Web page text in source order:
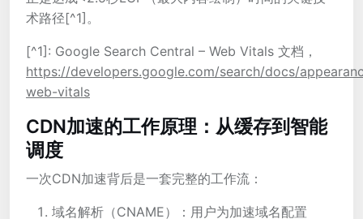
术路径[^1]。
[^1]: Google Search Central – Web Vitals 文档，
https://developers.google.com/search/docs/
web-vitals
CDN加速的工作原理：从缓存到智能
调度
一次CDN加速背后是一套完整的工作流：
域名解析（CNAME）：用户为加速域名配置